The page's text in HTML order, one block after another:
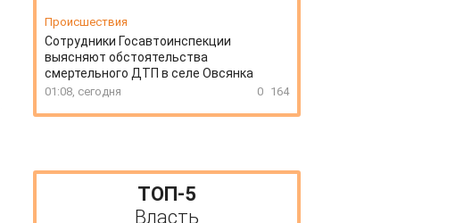
Происшествия
Сотрудники Госавтоинспекции
выясняют обстоятельства
смертельного ДТП в селе Овсянка
01:08, сегодня 0 164
ТОП-5
Власть